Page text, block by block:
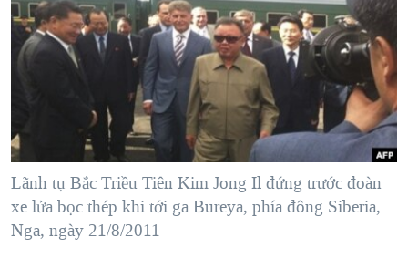
"Tìm"NGƯỜI VIỆT HẢI NGOẠI
ĐỜI SỐNG
KHOA HỌC
SỨC KHOẺ
VĂN HOÁ
THỂ THAO
TẠI
HÀNH TRÌNH BẦU CỬ 2024
MỘT NĂM CHIẾN TRANH TẠI DẢI GAZA
GIẢI MÃ VÀNH ĐAI & CON ĐƯỜNG
NGÀY TỊ NẠN THẾ GIỚI
GROUND ZERO – XƯA VÀ NAY
CHI PHÍ CHIẾN TRANH AFGHANISTAN
VIDEO
NGHE
Ngôn ngữ khác
Lãnh tụ Bắc Triều Tiên Kim Jong Il đứng trước đoàn
xe lửa bọc thép khi tới ga Bureya, phía đông Siberia,
Nga, ngày 21/8/2011